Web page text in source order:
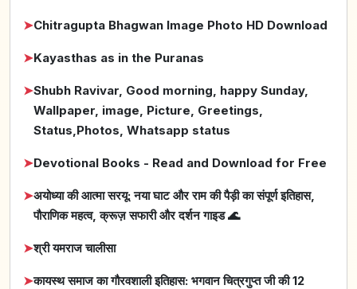
➤Chitragupta Bhagwan Image Photo HD Download
➤Kayasthas as in the Puranas
➤Shubh Ravivar, Good morning, happy Sunday,
Wallpaper, image, Picture, Greetings,
Status,Photos, Whatsapp status
➤Devotional Books - Read and Download for Free
➤अयोध्या की आत्मा सरयू: नया घाट और राम की पैड़ी का संपूर्ण इतिहास,
पौराणिक महत्व, क्रूज़ सफारी और दर्शन गाइड 🌊
➤श्री यमराज चालीसा
➤कायस्थ समाज का गौरवशाली इतिहास: भगवान चित्रगुप्त जी की 12